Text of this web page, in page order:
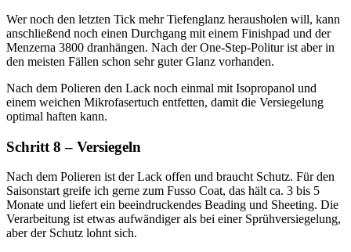
Wer noch den letzten Tick mehr Tiefenglanz herausholen will, kann
anschließend noch einen Durchgang mit einem Finishpad und der
Menzerna 3800 dranhängen. Nach der One-Step-Politur ist aber in
den meisten Fällen schon sehr guter Glanz vorhanden.
Nach dem Polieren den Lack noch einmal mit Isopropanol und
einem weichen Mikrofasertuch entfetten, damit die Versiegelung
optimal haften kann.
Schritt 8 – Versiegeln
Nach dem Polieren ist der Lack offen und braucht Schutz. Für den
Saisonstart greife ich gerne zum Fusso Coat, das hält ca. 3 bis 5
Monate und liefert ein beeindruckendes Beading und Sheeting. Die
Verarbeitung ist etwas aufwändiger als bei einer Sprühversiegelung,
aber der Schutz lohnt sich.